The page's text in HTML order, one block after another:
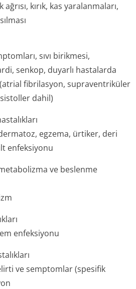
kırık, kas yaralanmaları,
sıvı birikmesi,
senkop, duyarlı hastalarda
fibrilasyon, supraventriküler
da­hil)
egzema, ürtiker, deri
enfeksiyonu
ve beslenme
enfeksiyonu
ve semptomlar (spesifik